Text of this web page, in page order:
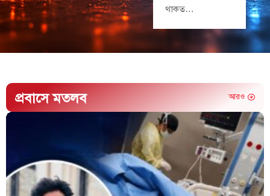
থাকত…
প্রবাসে মতলব আরও